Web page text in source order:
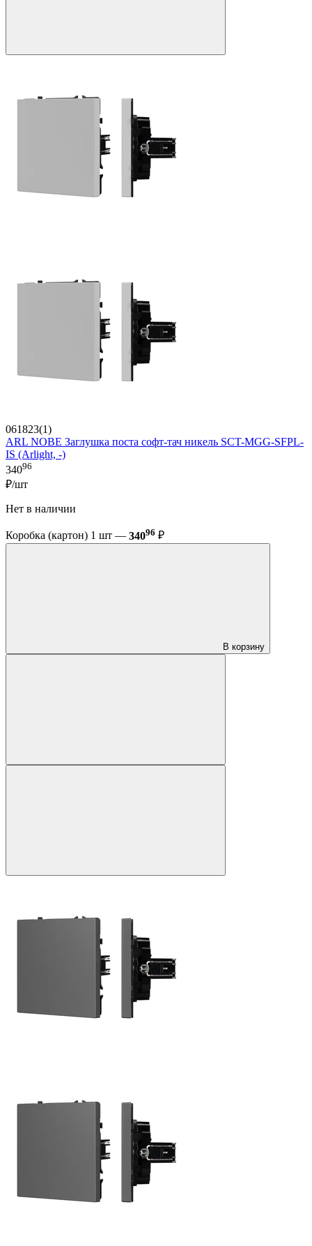
061823(1)
ARL NOBE Заглушка поста софт-тач никель SCT-MGG-SFPL-
IS (Arlight, -)
34096
₽/шт
Нет в наличии
Коробка (картон) 1 шт — 34096 ₽
В корзину